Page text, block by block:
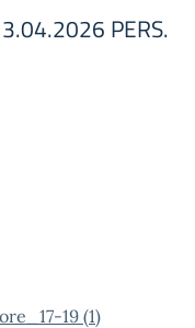
PERS.
19 (1)